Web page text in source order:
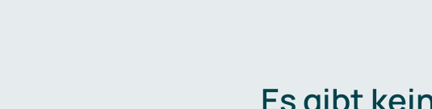
Es gibt